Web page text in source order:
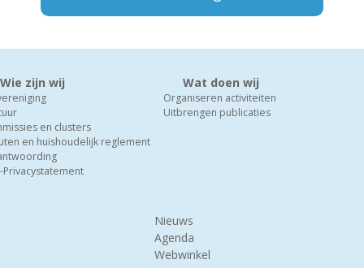
Wie zijn wij
en clusters
en huishoudelijk reglement
Privacystatement
Wat doen wij
Organiseren activiteiten
Uitbrengen publicaties
Nieuws
Agenda
Webwinkel